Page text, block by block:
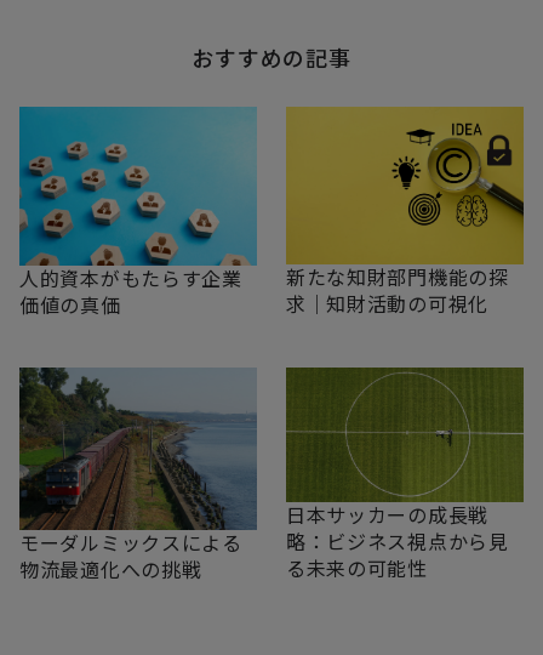
おすすめの記事
人的資本がもたらす企業
価値の真価
新たな知財部門機能の探
求｜知財活動の可視化
モーダルミックスによる
物流最適化への挑戦
日本サッカーの成長戦
略：ビジネス視点から見
る未来の可能性